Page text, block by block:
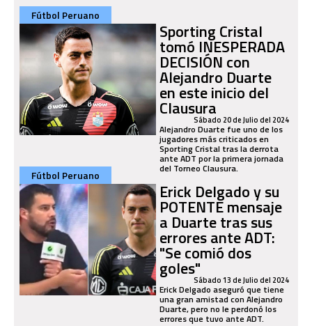
Fútbol Peruano
Sporting Cristal
tomó INESPERADA
DECISIÓN con
Alejandro Duarte
en este inicio del
ClausuraSábado 20 de Julio del 2024
Alejandro Duarte fue uno de los
jugadores más criticados en
Sporting Cristal tras la derrota
ante ADT por la primera jornada
del Torneo Clausura.
Fútbol Peruano
Erick Delgado y su
POTENTE mensaje
a Duarte tras sus
errores ante ADT:
"Se comió dos
goles"Sábado 13 de Julio del 2024
Erick Delgado aseguró que tiene
una gran amistad con Alejandro
Duarte, pero no le perdonó los
errores que tuvo ante ADT.